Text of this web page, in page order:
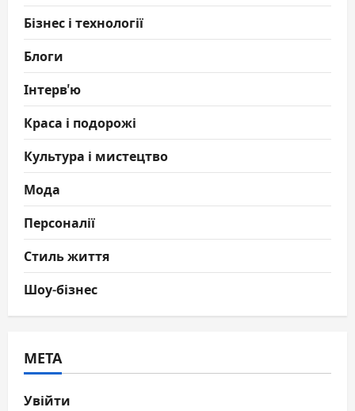
Бізнес і технології
Блоги
Інтерв'ю
Краса і подорожі
Культура і мистецтво
Мода
Персоналії
Стиль життя
Шоу-бізнес
МЕТА
Увійти